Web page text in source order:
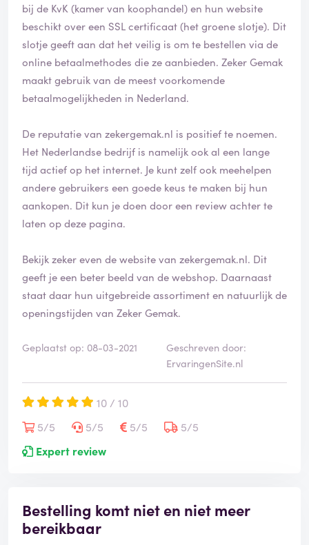
bij de KvK (kamer van koophandel) en hun website
beschikt over een SSL certificaat (het groene slotje). Dit
slotje geeft aan dat het veilig is om te bestellen via de
online betaalmethodes die ze aanbieden. Zeker Gemak
maakt gebruik van de meest voorkomende
betaalmogelijkheden in Nederland.
De reputatie van zekergemak.nl is positief te noemen.
Het Nederlandse bedrijf is namelijk ook al een lange
tijd actief op het internet. Je kunt zelf ook meehelpen
andere gebruikers een goede keus te maken bij hun
aankopen. Dit kun je doen door een review achter te
laten op deze pagina.
Bekijk zeker even de website van zekergemak.nl. Dit
geeft je een beter beeld van de webshop. Daarnaast
staat daar hun uitgebreide assortiment en natuurlijk de
openingstijden van Zeker Gemak.
Geplaatst op: 08-03-2021
Geschreven door:
ErvaringenSite.nl
10 / 10
5/5
5/5 5/5
5/5
Expert review
Bestelling komt niet en niet meer
bereikbaar